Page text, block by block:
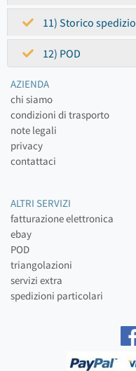
11) Storico
12) POD
AZIENDA
chi siamo
condizioni di trasporto
note legali
privacy
contattaci
ALTRI SERVIZI
fatturazione elettronica
ebay
POD
triangolazioni
servizi extra
spedizioni particolari